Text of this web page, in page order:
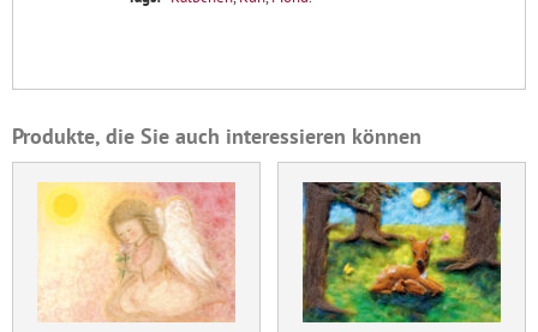
Produkte, die Sie auch interessieren können